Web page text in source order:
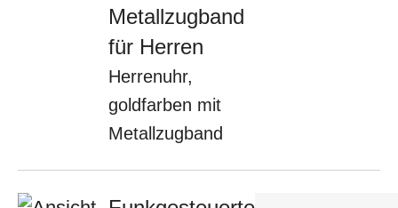
Metallzugband
für Herren
Herrenuhr,
goldfarben mit
Metallzugband